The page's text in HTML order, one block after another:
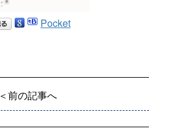
Pocket
＜前の記事へ